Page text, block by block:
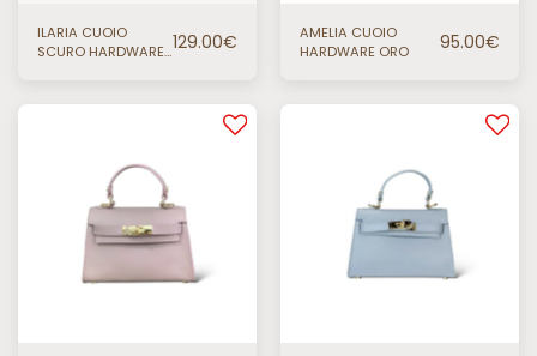
ILARIA CUOIO
SCURO HARDWARE 129.00€
AMELIA CUOIO
HARDWARE ORO
95.00€